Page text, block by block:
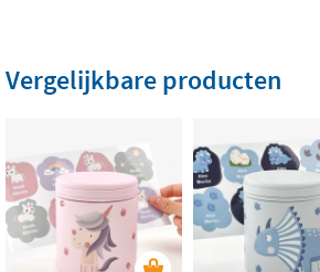
Vergelijkbare producten